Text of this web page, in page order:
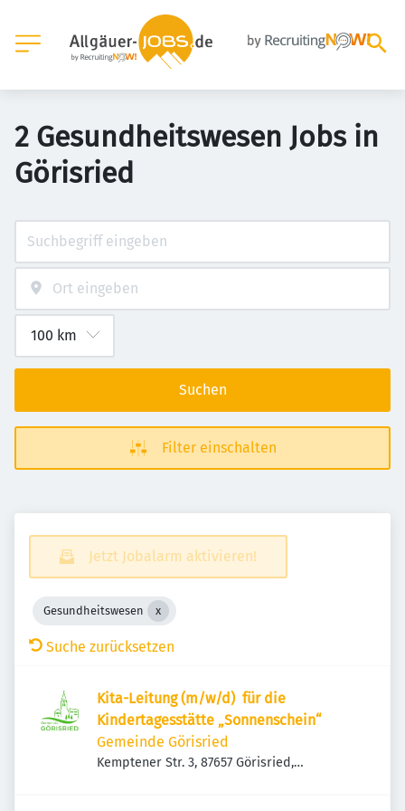
2 Gesundheitswesen Jobs in
Görisried
Suchen
Filter einschalten
Jetzt Jobalarm aktivieren!
Gesundheitswesen
Suche zurücksetzen
Kita-Leitung (m/w/d) für die
Kindertagesstätte „Sonnenschein“
Gemeinde Görisried
Kemptener Str. 3, 87657 Görisried,